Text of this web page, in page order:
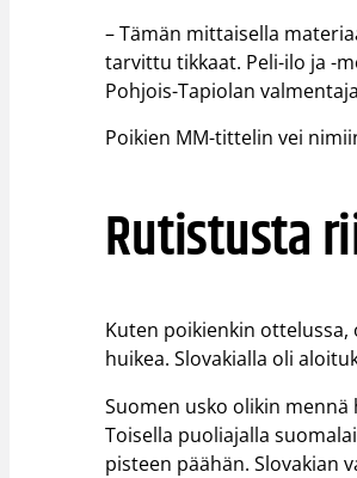
– Tämän mittaisella
tarvittu tikkaat. Peli-ilo ja -
Pohjois-Tapiolan
Poikien MM-tittelin vei
Rutistusta
Kuten poikienkin
huikea. Slovakialla oli
Suomen usko olikin mennä
Toisella puoliajalla
pisteen päähän. Slovakian